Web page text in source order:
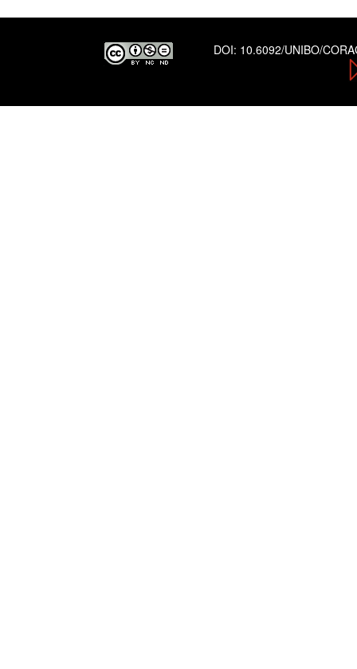
DOI: 10.6092/UNIBO/